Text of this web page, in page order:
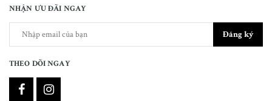
NHẬN ƯU ĐÃI NGAY
Đăng ký
THEO DÕI NGAY